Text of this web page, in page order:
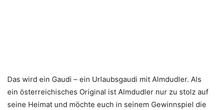
Das wird ein Gaudi – ein Urlaubsgaudi mit Almdudler. Als
ein österreichisches Original ist Almdudler nur zu stolz auf
seine Heimat und möchte euch in seinem Gewinnspiel die